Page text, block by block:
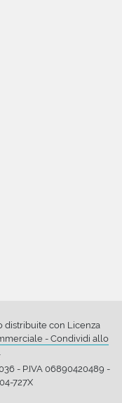
1, usava
di come
del passato.
distribuite con Licenza
- Condividi allo
.
- P.IVA 06890420489 -
727X